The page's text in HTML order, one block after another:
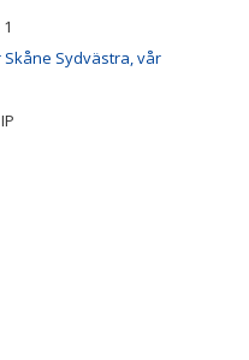
Skåne Sydvästra, vår